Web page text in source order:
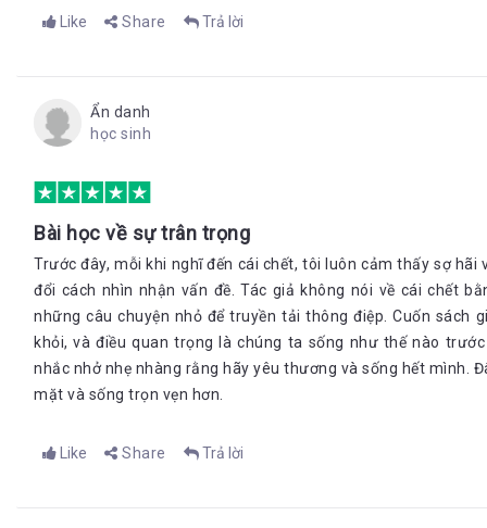
Like Share Trả lời
Ẩn danh
học sinh
Bài học về sự trân trọng
Trước đây, mỗi khi nghĩ đến cái chết, tôi luôn cảm thấy sợ
đổi cách nhìn nhận vấn đề. Tác giả không nói về cái chết
những câu chuyện nhỏ để truyền tải thông điệp. Cuốn
khỏi, và điều quan trọng là chúng ta sống như thế nào
nhắc nhở nhẹ nhàng rằng hãy yêu thương và sống hết mình.
mặt và sống trọn vẹn hơn.
Like Share Trả lời